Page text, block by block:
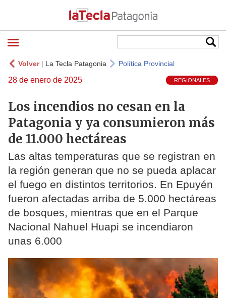
Volver| La Tecla Patagonia Política Provincial
28 de enero de 2025 REGIONALES
Los incendios no cesan en la
Patagonia y ya consumieron más
de 11.000 hectáreas
Las altas temperaturas que se registran en
la región generan que no se pueda aplacar
el fuego en distintos territorios. En Epuyén
fueron afectadas arriba de 5.000 hectáreas
de bosques, mientras que en el Parque
Nacional Nahuel Huapi se incendiaron
unas 6.000